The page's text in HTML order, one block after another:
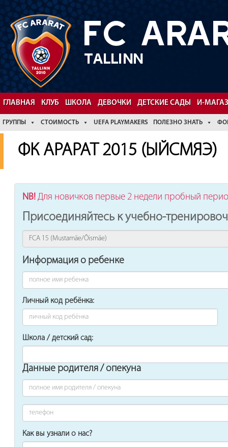
FC
TALLINN
ГЛАВНАЯ КЛУБ ШКОЛА ДЕВОЧКИ ДЕТСКИЕ САДЫ И-
ГРУППЫ СТОИМОСТЬ UEFA PLAYMAKERS ПОЛЕЗНО ЗНАТЬ
ФК АРАРАТ 2015 (ЫЙСМЯЭ)
NB! Для новичков первые 2 недели пробный
Присоединяйтесь к учебно-
Информация о ребенке
Личный код ребёнка:
Школа / детский сад:
Данные родителя / опекуна
Как вы узнали о нас?